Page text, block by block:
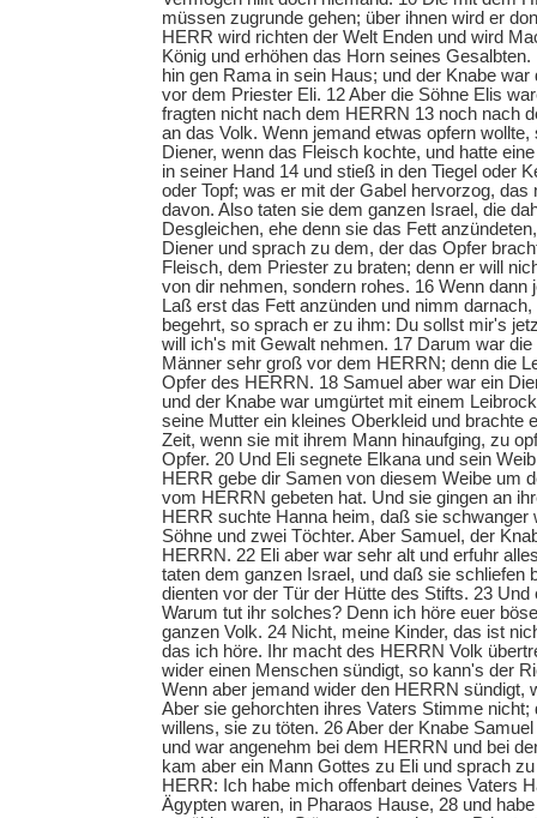
müssen zugrunde gehen; über ihnen wird er
HERR wird richten der Welt Enden und wird
König und erhöhen das Horn seines Gesalbten.
hin gen Rama in sein Haus; und der Knabe
vor dem Priester Eli. 12 Aber die Söhne Elis
fragten nicht nach dem HERRN 13 noch nach
an das Volk. Wenn jemand etwas opfern
Diener, wenn das Fleisch kochte, und hatte
in seiner Hand 14 und stieß in den Tiegel oder
oder Topf; was er mit der Gabel hervorzog, das
davon. Also taten sie dem ganzen Israel, die
Desgleichen, ehe denn sie das Fett
Diener und sprach zu dem, der das Opfer
Fleisch, dem Priester zu braten; denn er will
von dir nehmen, sondern rohes. 16 Wenn dann
Laß erst das Fett anzünden und nimm
begehrt, so sprach er zu ihm: Du sollst mir's
will ich's mit Gewalt nehmen. 17 Darum war die
Männer sehr groß vor dem HERRN; denn die
Opfer des HERRN. 18 Samuel aber war ein
und der Knabe war umgürtet mit einem
seine Mutter ein kleines Oberkleid und brachte
Zeit, wenn sie mit ihrem Mann hinaufging, zu
Opfer. 20 Und Eli segnete Elkana und sein
HERR gebe dir Samen von diesem Weibe um
vom HERRN gebeten hat. Und sie gingen an
HERR suchte Hanna heim, daß sie schwanger
Söhne und zwei Töchter. Aber Samuel, der
HERRN. 22 Eli aber war sehr alt und erfuhr
taten dem ganzen Israel, und daß sie schliefen
dienten vor der Tür der Hütte des Stifts. 23 Und
Warum tut ihr solches? Denn ich höre euer
ganzen Volk. 24 Nicht, meine Kinder, das ist
das ich höre. Ihr macht des HERRN Volk
wider einen Menschen sündigt, so kann's der
Wenn aber jemand wider den HERRN sündigt,
Aber sie gehorchten ihres Vaters Stimme nicht;
willens, sie zu töten. 26 Aber der Knabe
und war angenehm bei dem HERRN und bei
kam aber ein Mann Gottes zu Eli und sprach
HERR: Ich habe mich offenbart deines Vaters
Ägypten waren, in Pharaos Hause, 28 und